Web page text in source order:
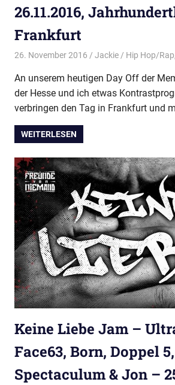
26.11.2016,
Frankfurt
26. November 2016 Jackie Hip Hop/Rap
An unserem heutigen Day Off der
der Hesse und ich etwas
verbringen den Tag in Frankfurt und
WEITERLESEN
Keine Liebe Jam –
Face63, Born, Doppel
Spectaculum & Jon –